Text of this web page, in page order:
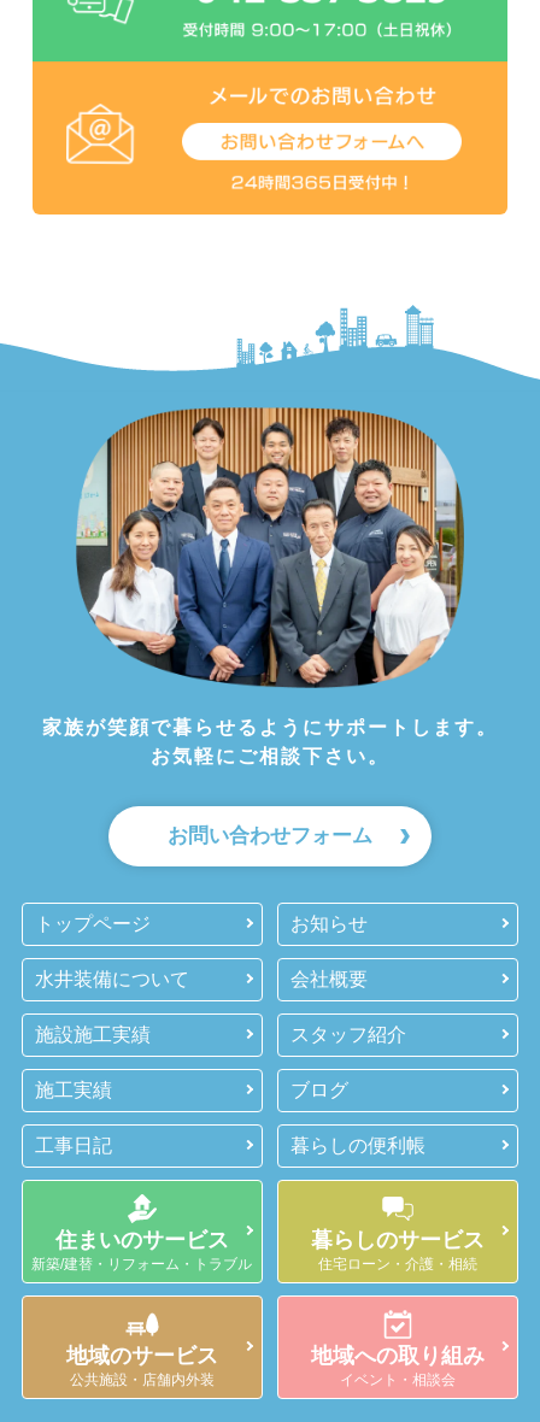
家族が笑顔で暮らせるようにサポートします。
お気軽にご相談下さい。
お問い合わせフォーム
トップページ お知らせ
水井装備について 会社概要
施設施工実績 スタッフ紹介
施工実績 ブログ
工事日記 暮らしの便利帳
住まいのサービス
新築/建替・リフォーム・トラブル
暮らしのサービス
住宅ローン・介護・相続
地域のサービス
公共施設・店舗内外装
地域への取り組み
イベント・相談会